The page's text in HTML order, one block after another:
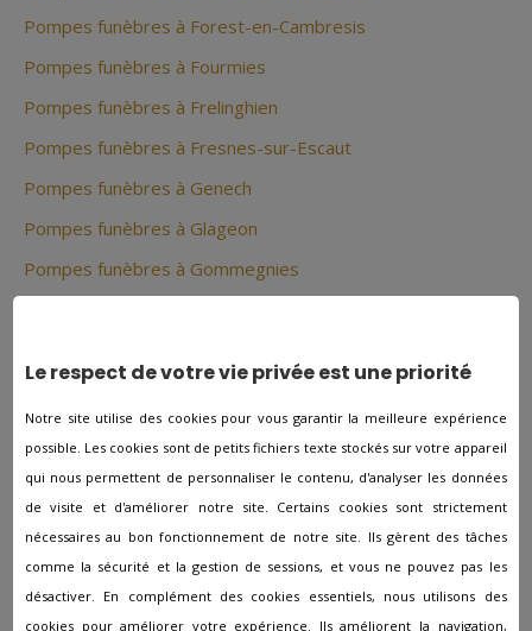
Pompes funèbres à Forest-en-Cambresis
Pompes funèbres à Fourmies
Pompes funèbres à Frelinghien
Pompes funèbres à Fresnes-sur-Escaut
Pompes funèbres à Genech
Pompes funèbres à Glageon
Pompes funèbres à Gommegnies
Pompes funèbres à Grand-Fort-Philippe
Pompes funèbres à Grande-Synthe
Pompes funèbres à Gravelines
Pompes funèbres à Hallennes-Lez-Haubourdin
Pompes funèbres à Hasnon
Le respect de votre vie privée est une priorité
Notre site utilise des cookies pour vous garantir la meilleure expérience
possible. Les cookies sont de petits fichiers texte stockés sur votre appareil
qui nous permettent de personnaliser le contenu, d'analyser les données
de visite et d'améliorer notre site. Certains cookies sont strictement
nécessaires au bon fonctionnement de notre site. Ils gèrent des tâches
comme la sécurité et la gestion de sessions, et vous ne pouvez pas les
désactiver. En complément des cookies essentiels, nous utilisons des
cookies pour améliorer votre expérience. Ils améliorent la navigation,